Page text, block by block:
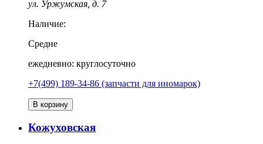
ул. Уржумская, д. 7
Наличие:
Средне
ежедневно: круглосуточно
+7(499) 189-34-86 (запчасти для иномарок)
В корзину
Кожуховская